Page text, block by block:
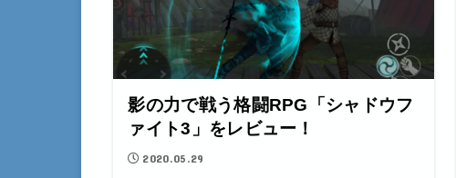
影の力で戦う格闘RPG「シャドウフ
ァイト3」をレビュー！
2020.05.29